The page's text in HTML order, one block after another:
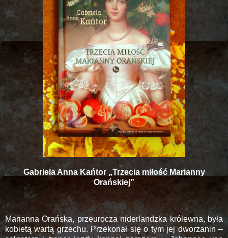
Gabriela Anna Kańtor „Trzecia miłość Marianny
Orańskiej”
Marianna Orańska, przeurocza niderlandzka królewna, była
kobietą wartą grzechu. Przekonał się o tym jej dworzanin –